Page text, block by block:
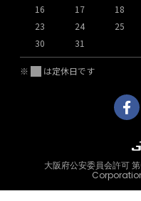
16
17 18
23
24 25
30
31
※ は定休日です
大阪府公安委員会許可